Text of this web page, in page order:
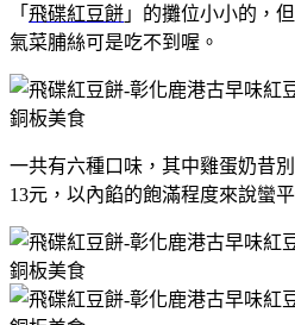
「 飛碟紅豆餅 」的攤位小小的，
氣菜脯絲可是吃不到喔。
一共有六種口味，其中雞蛋奶昔
13元，以內餡的飽滿程度來說蠻平